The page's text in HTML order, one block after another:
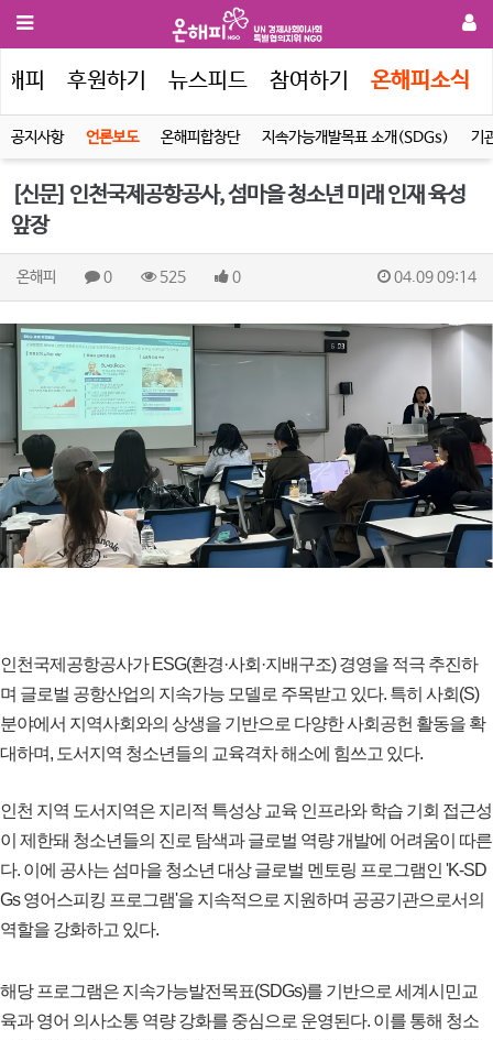
피 후원하기 뉴스피드 참여하기 온해피소식
공지사항 언론보도 온해피합창단 지속가능개발목표 소개(SDGs) 기
[신문] 인천국제공항공사, 섬마을 청소년 미래 인재 육성
앞장
온해피 0 525 0 04.09 09:14
인천국제공항공사가 ESG(환경·사회·지배구조) 경영을 적극 추진하
며 글로벌 공항산업의 지속가능 모델로 주목받고 있다. 특히 사회(S)
분야에서 지역사회와의 상생을 기반으로 다양한 사회공헌 활동을 확
대하며, 도서지역 청소년들의 교육격차 해소에 힘쓰고 있다.
인천 지역 도서지역은 지리적 특성상 교육 인프라와 학습 기회 접근성
이 제한돼 청소년들의 진로 탐색과 글로벌 역량 개발에 어려움이 따른
다. 이에 공사는 섬마을 청소년 대상 글로벌 멘토링 프로그램인 'K-SD
Gs 영어스피킹 프로그램'을 지속적으로 지원하며 공공기관으로서의
역할을 강화하고 있다.
해당 프로그램은 지속가능발전목표(SDGs)를 기반으로 세계시민교
육과 영어 의사소통 역량 강화를 중심으로 운영된다. 이를 통해 청소